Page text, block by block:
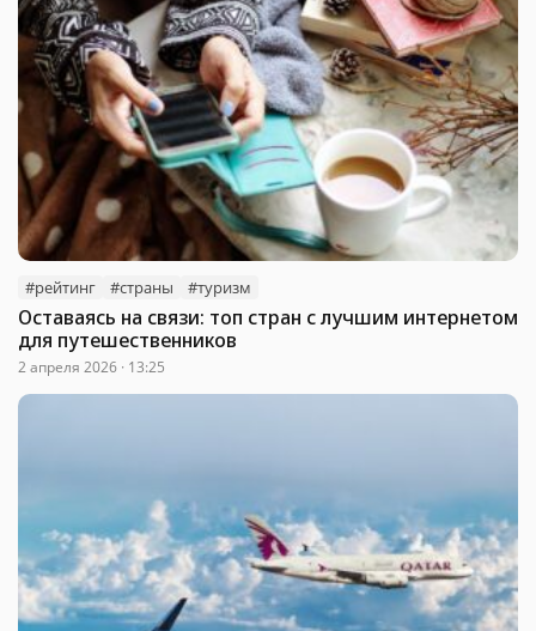
#рейтинг #страны #туризм
Оставаясь на связи: топ стран с лучшим интернетом
для путешественников
2 апреля 2026 · 13:25